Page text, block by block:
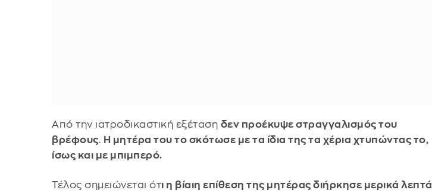
Από την ιατροδικαστική εξέταση δεν προέκυψε στραγγαλισμός του
βρέφους. Η μητέρα του το σκότωσε με τα ίδια της τα χέρια χτυπώντας το,
ίσως και με μπιμπερό.
Τέλος σημειώνεται ότι η βίαιη επίθεση της μητέρας διήρκησε μερικά λεπτά